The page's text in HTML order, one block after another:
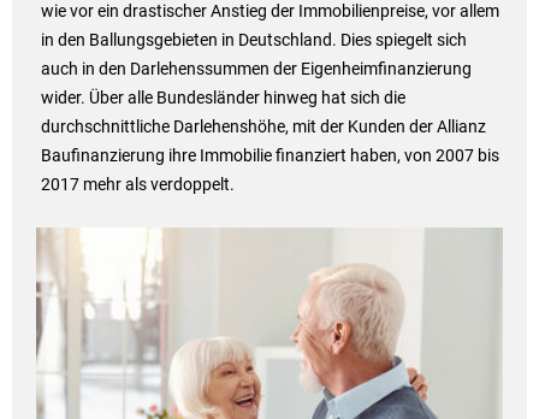
wie vor ein drastischer Anstieg der Immobilienpreise, vor allem
in den Ballungsgebieten in Deutschland. Dies spiegelt sich
auch in den Darlehenssummen der Eigenheimfinanzierung
wider. Über alle Bundesländer hinweg hat sich die
durchschnittliche Darlehenshöhe, mit der Kunden der Allianz
Baufinanzierung ihre Immobilie finanziert haben, von 2007 bis
2017 mehr als verdoppelt.